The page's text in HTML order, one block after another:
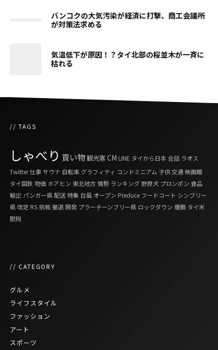
バンコクの大気汚染が経済に打撃、商工会議所
が対策法求める
気温低下が原因！？タイ北部の桜並木が一斉に
枯れる
// TAGS
しゃべり 買い物 観光客CM LINE タイから日本 会話 ラオス
Twitter仕事 サウナ 自転車 グラフィティ コンドミニアム 子供交通 映画館
タイ国鉄 物価 ホアヒン 東北地方情勢 ランキング 野良犬 プロンポン 食品
輸出 パンガー県配送特集 台風 オープン Preduce フードコート シンブリー
県改定 RS挑戦撤退開発 プラーチーンブリー県 ロックダウン 優勝 タイ米
脱税
// CATEGORY
グルメ
ライフスタイル
ファッション
アート
スポーツ